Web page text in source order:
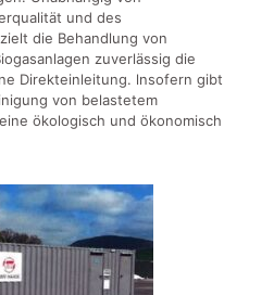
und des
die Behandlung von
zuverlässig die
Direkteinleitung. lnsofern gibt
von belastetem
ökologisch und ökonomisch